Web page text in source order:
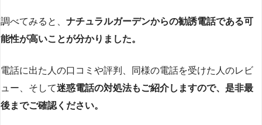
調べてみると、 ナチュラルガーデンからの勧誘電話である可
能性が高いことが分かりました。
電話に出た人の口コミや評判、同様の電話を受けた人のレビ
ュー、そして迷惑電話の対処法もご紹介しますので、是非最
後までご確認ください。